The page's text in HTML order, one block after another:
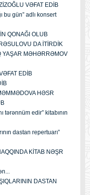
VƏFAT EDİB
bu gün” adlı konsert
QONAĞI OLUB
DA İTİRDİK
YAŞAR MƏHƏRRƏMOV
EDİB
HƏSR
tərənnüm edir” kitabının
dastan repertuarı”
KİTAB NƏŞR
DASTAN